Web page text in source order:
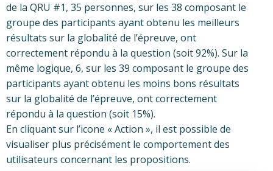
de la QRU #1, 35 personnes, sur les 38 composant le
groupe des participants ayant obtenu les meilleurs
résultats sur la globalité de l’épreuve, ont
correctement répondu à la question (soit 92%). Sur la
même logique, 6, sur les 39 composant le groupe des
participants ayant obtenu les moins bons résultats
sur la globalité de l’épreuve, ont correctement
répondu à la question (soit 15%).
En cliquant sur l’icone « Action », il est possible de
visualiser plus précisément le comportement des
utilisateurs concernant les propositions.